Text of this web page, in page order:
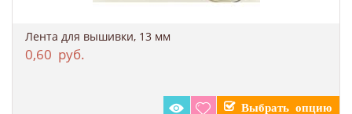
Лента для вышивки, 13 мм
0,60 руб.